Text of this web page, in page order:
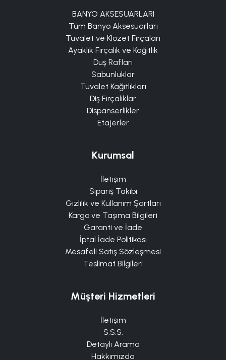
BANYO AKSESUARLARI
Tüm Banyo Aksesuarları
Tuvalet ve Klozet Fırçaları
Ayaklık Fırçalık ve Kağıtlık
Duş Rafları
Sabunluklar
Tuvalet Kağıtlıkları
Diş Fırçalıklar
Dispanserlikler
Etajerler
Kurumsal
İletişim
Sipariş Takibi
Gizlilik ve Kullanım Şartları
Kargo ve Taşıma Bilgileri
Garanti ve İade
İptal İade Politikası
Mesafeli Satış Sözleşmesi
Teslimat Bilgileri
Müşteri Hizmetleri
İletişim
S.S.S.
Detaylı Arama
Hakkımızda